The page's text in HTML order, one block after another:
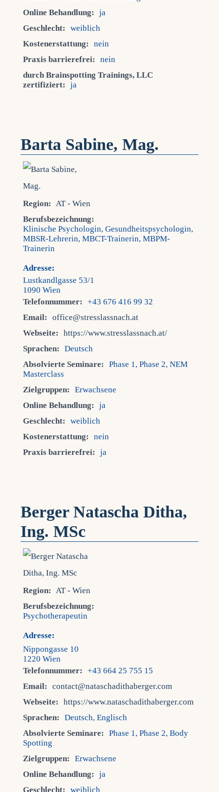
Online Behandlung:
ja
Geschlecht:
weiblich
Kostenerstattung:
nein
Praxis barrierefrei:
nein
durch Brainspotting Trainings, LLC
zertifiziert:
ja
Barta Sabine, Mag.
Region: AT - Wien
Berufsbezeichnung:
Klinische Psychologin, Gesundheitspsychologin,
MBSR-Lehrerin, MBCT-Trainerin, MBPM-
Trainerin
Adresse:
Lustkandlgasse 53/1
1090 Wien
Telefonnummer:
+43 676 416 99 32
Email:
office@stresslassnach.at
Webseite:
https://www.stresslassnach.at/
Sprachen:
Deutsch
Absolvierte Seminare:
Phase 1, Phase 2, NEM
Masterclass
Zielgruppen:
Erwachsene
Online Behandlung:
ja
Geschlecht:
weiblich
Kostenerstattung:
nein
Praxis barrierefrei:
ja
Berger Natascha Ditha,
Ing. MSc
Region: AT - Wien
Berufsbezeichnung:
Psychotherapeutin
Adresse:
Nippongasse 10
1220 Wien
Telefonnummer:
+43 664 25 755 15
Email:
contact@nataschadithaberger.com
Webseite:
https://www.nataschadithaberger.com
Sprachen:
Deutsch, Englisch
Absolvierte Seminare:
Phase 1, Phase 2, Body
Spotting
Zielgruppen:
Erwachsene
Online Behandlung:
ja
Geschlecht:
weiblich